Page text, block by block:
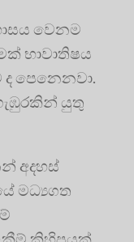
වෙනම
භාවාතිෂය
පෙනෙනවා.
යුතු
අදහස්
මධ්‍යගත